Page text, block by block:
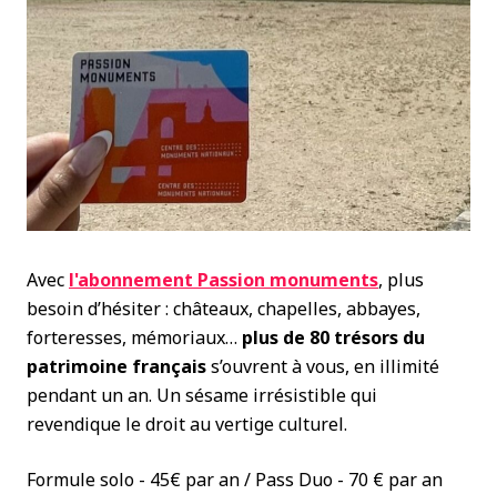
Avec l'abonnement Passion monuments, plus
besoin d’hésiter : châteaux, chapelles, abbayes,
forteresses, mémoriaux… plus de 80 trésors du
patrimoine françaiss’ouvrent à vous, en illimité
pendant un an. Un sésame irrésistible qui
revendique le droit au vertige culturel.
Formule solo - 45€ par an / Pass Duo - 70 € par an